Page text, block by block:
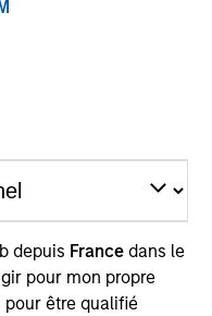
depuis France dans le
pour mon propre
être qualifié